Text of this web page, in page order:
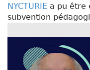
NYCTURIE a pu être
subvention